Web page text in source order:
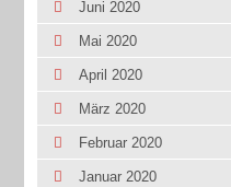
Juni 2020
Mai 2020
April 2020
März 2020
Februar 2020
Januar 2020